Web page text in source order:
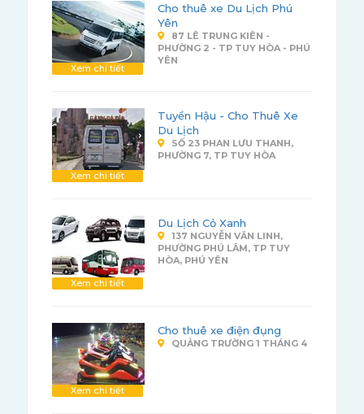
Xem chi tiết
Cho thuê xe Du Lịch Phú
Yên
87 LÊ TRUNG KIÊN -
PHƯỜNG 2 - TP TUY HÒA - PHÚ
YÊN
Xem chi tiết
Tuyền Hậu - Cho Thuê Xe
Du Lịch
SỐ 23 PHAN LƯU THANH,
PHƯỜNG 7, TP TUY HÒA
Xem chi tiết
Du Lịch Cỏ Xanh
137 NGUYỄN VĂN LINH,
PHƯỜNG PHÚ LÂM, TP TUY
HÒA, PHÚ YÊN
Xem chi tiết
Cho thuê xe điện đụng
QUẢNG TRƯỜNG 1 THÁNG 4